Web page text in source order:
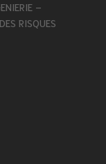
–
RISQUES